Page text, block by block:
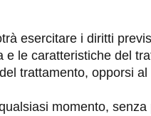
esercitare i diritti
e le caratteristiche del
trattamento, opporsi
momento,